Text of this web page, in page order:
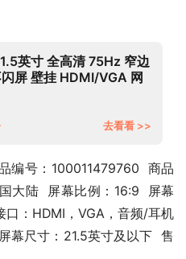
英寸 全高清 75Hz 窄边
屏 壁挂 HDMI/VGA 网
去看看 >>
编号：100011479760  商品
大陆  屏幕比例：16:9  屏幕
：HDMI，VGA，音频/耳机
幕尺寸：21.5英寸及以下  售